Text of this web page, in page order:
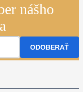
nášho
ODOBERAŤ